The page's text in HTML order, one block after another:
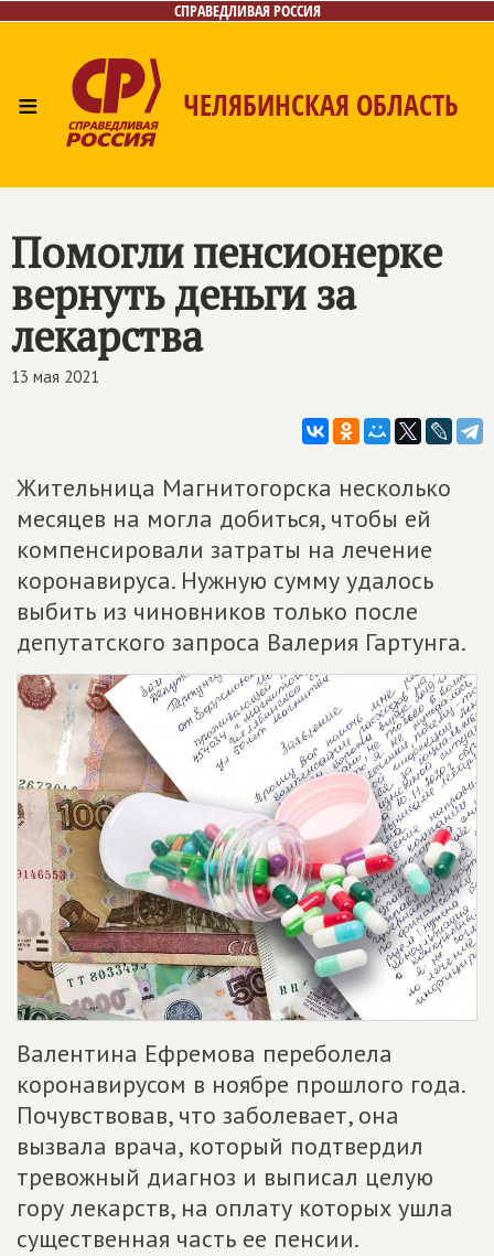
СПРАВЕДЛИВАЯ РОССИЯ
≡ ЧЕЛЯБИНСКАЯ ОБЛАСТЬ
Помогли пенсионерке
вернуть деньги за
лекарства
13 мая 2021
Жительница Магнитогорска несколько
месяцев на могла добиться, чтобы ей
компенсировали затраты на лечение
коронавируса. Нужную сумму удалось
выбить из чиновников только после
депутатского запроса Валерия Гартунга.
Валентина Ефремова переболела
коронавирусом в ноябре прошлого года.
Почувствовав, что заболевает, она
вызвала врача, который подтвердил
тревожный диагноз и выписал целую
гору лекарств, на оплату которых ушла
существенная часть ее пенсии.